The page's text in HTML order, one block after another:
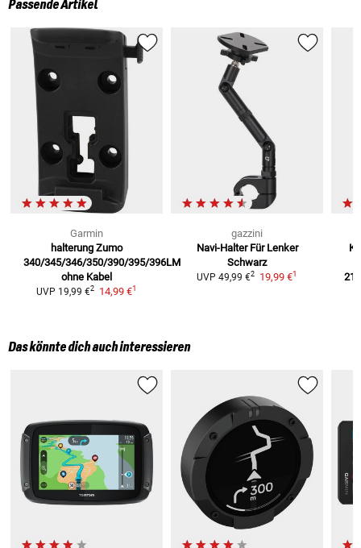
Passende Artikel
Garmin
halterung Zumo
340/345/346/350/390/395/396LM
ohne Kabel
UVP 19,99 €2 14,99 €1
gazzini
Navi-Halter Für Lenker
Schwarz
UVP 49,99 €2 19,99 €1
Das könnte dich auch interessieren